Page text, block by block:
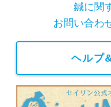
鍼に関
お問い合わ
ヘルプ